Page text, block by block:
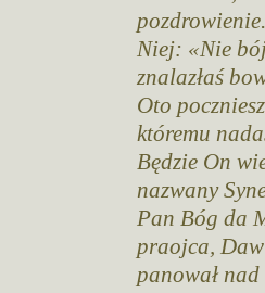
Niej: «Nie
znalazłaś
Oto
któremu
Będzie On
nazwany
Pan Bóg da
praojca,
panował